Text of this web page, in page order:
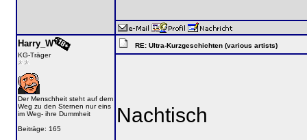
Harry_W
KG-Träger
Der Menschheit steht auf dem
Weg zu den Sternen nur eins
im Weg- ihre Dummheit
Beiträge: 165
RE: Ultra-Kurzgeschichten (various artists)
Nachtisch